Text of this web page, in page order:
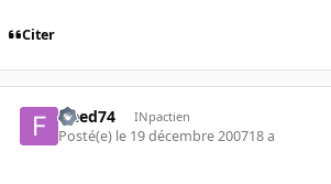
Citer
freed74 INpactien
Posté(e) le 19 décembre 200718 a